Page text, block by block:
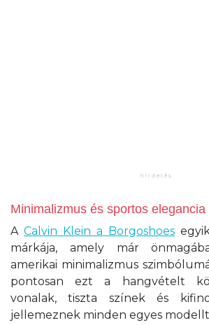
Minimalizmus és sportos
A Calvin Klein a Borgoshoes
márkája, amely már
amerikai minimalizmus
pontosan ezt a hangvételt
vonalak, tiszta színek és
jellemeznek minden egyes